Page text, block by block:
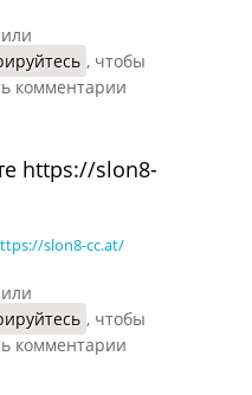
или
, чтобы
комментарии
https://slon8-
slon8-cc.at/
или
, чтобы
комментарии